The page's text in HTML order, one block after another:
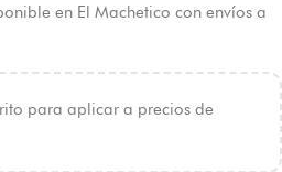
en El Machetico con envíos a
para aplicar a precios de